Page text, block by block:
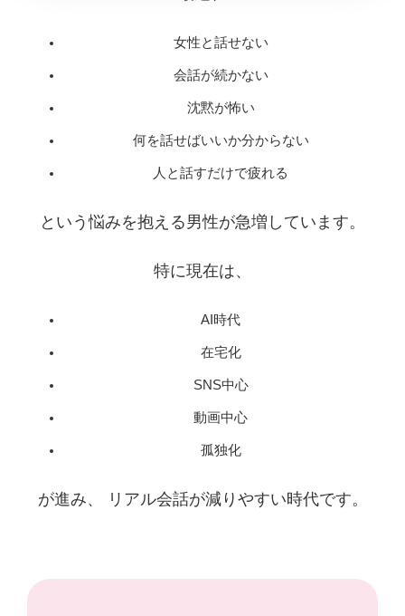
女性と話せない
会話が続かない
沈黙が怖い
何を話せばいいか分からない
人と話すだけで疲れる
という悩みを抱える男性が急増しています。
特に現在は、
AI時代
在宅化
SNS中心
動画中心
孤独化
が進み、 リアル会話が減りやすい時代です。